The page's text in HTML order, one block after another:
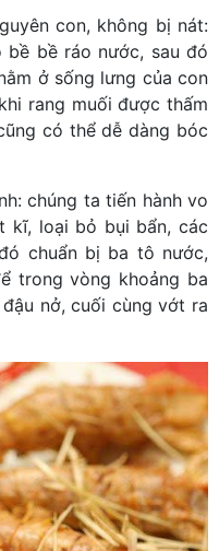
con, không bị nát:
bề bề ráo nước, sau đó
ở sống lưng của con
rang muối được thấm
có thể dễ dàng bóc
chúng ta tiến hành vo
kĩ, loại bỏ bụi bẩn, các
chuẩn bị ba tô nước,
trong vòng khoảng ba
nở, cuối cùng vớt ra